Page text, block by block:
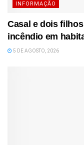
INFORMAÇÃO
Casal e dois
incêndio em
5 DE AGOSTO, 2026